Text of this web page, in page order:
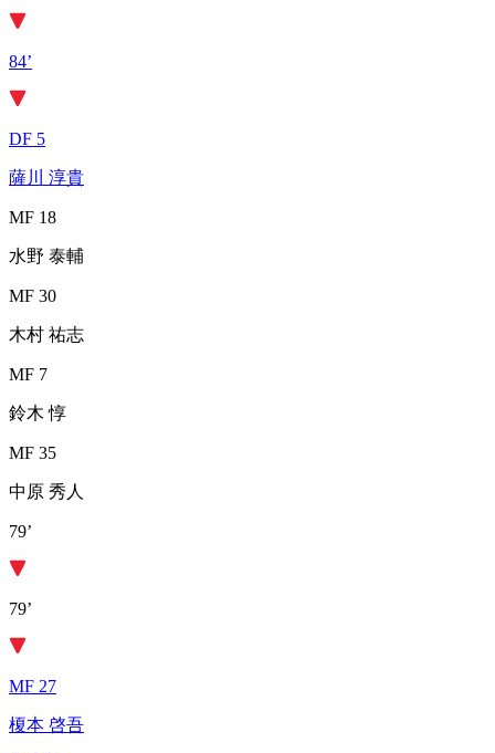
84’
DF 5
薩川 淳貴
MF 18
水野 泰輔
MF 30
木村 祐志
MF 7
鈴木 惇
MF 35
中原 秀人
79’
79’
MF 27
榎本 啓吾